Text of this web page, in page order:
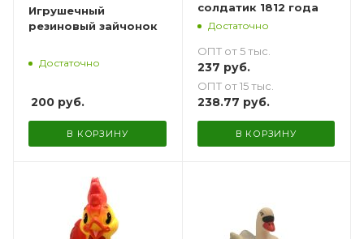
Игрушечный
резиновый зайчонок
Достаточно
200 руб.
В КОРЗИНУ
солдатик 1812 года
Достаточно
ОПТ от 5 тыс.
237 руб.
ОПТ от 15 тыс.
238.77 руб.
В КОРЗИНУ